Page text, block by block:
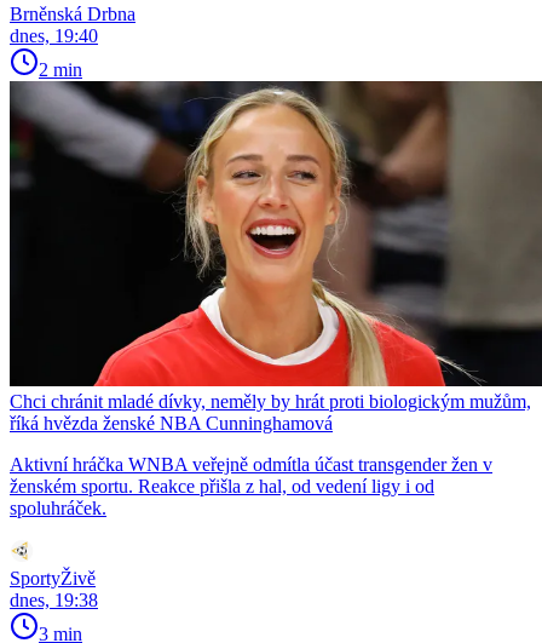
Brněnská Drbna
dnes, 19:40
2 min
Chci chránit mladé dívky, neměly by hrát proti biologickým mužům,
říká hvězda ženské NBA Cunninghamová
Aktivní hráčka WNBA veřejně odmítla účast transgender žen v
ženském sportu. Reakce přišla z hal, od vedení ligy i od
spoluhráček.
SportyŽivě
dnes, 19:38
3 min